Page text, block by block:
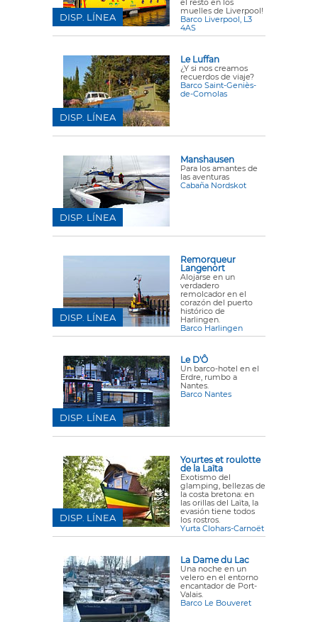
el resto en los
muelles de Liverpool!
Barco Liverpool, L3
4AS
DISP. LÍNEA
Le Luffan
¿Y si nos creamos
recuerdos de viaje?
Barco Saint-Geniès-
de-Comolas
DISP. LÍNEA
Manshausen
Para los amantes de
las aventuras
Cabaña Nordskot
DISP. LÍNEA
Remorqueur
Langenort
Alojarse en un
verdadero
remolcador en el
corazón del puerto
histórico de
Harlingen.
Barco Harlingen
DISP. LÍNEA
Le D'Ô
Un barco-hotel en el
Erdre, rumbo a
Nantes.
Barco Nantes
DISP. LÍNEA
Yourtes et roulotte
de la Laïta
Exotismo del
glamping, bellezas de
la costa bretona: en
las orillas del Laïta, la
evasión tiene todos
los rostros.
Yurta Clohars-Carnoët
DISP. LÍNEA
La Dame du Lac
Una noche en un
velero en el entorno
encantador de Port-
Valais.
Barco Le Bouveret